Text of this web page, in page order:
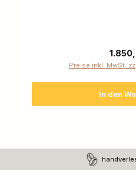
Preise inkl. MwSt.
In den